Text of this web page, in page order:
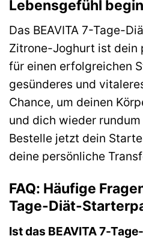
Lebensgefühl
Das BEAVITA 7-Tage-
Zitrone-Joghurt ist dein
für einen erfolgreichen
gesünderes und
Chance, um deinen
und dich wieder
Bestelle jetzt dein
deine persönliche
FAQ: Häufige
Tage-Diät-
Ist das BEAVITA 7-